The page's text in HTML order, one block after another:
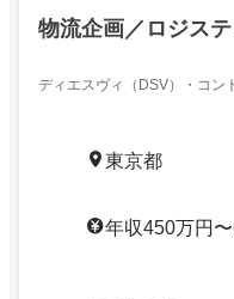
物流企画／ロジス
ディエスヴィ（DSV）・コン
東京都
年収450万円